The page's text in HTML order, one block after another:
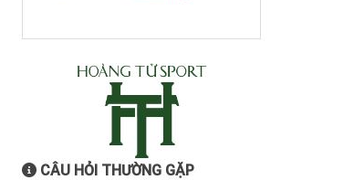
CÂU HỎI THƯỜNG GẶP